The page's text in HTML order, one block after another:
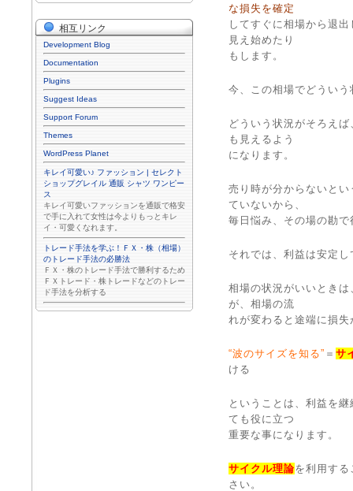
な損失を確定
してすぐに相場から退
見え始めたり
もします。
今、この相場でどうい
どういう状況がそろえ
も見えるよう
になります。
売り時が分からないと
ていないから、
毎日悩み、その場の勘
それでは、利益は安定
相場の状況がいいとき
が、相場の流
れが変わると途端に損失
“波のサイズを知る” ＝ サ
ける
ということは、利益を
ても役に立つ
重要な事になります。
サイクル理論を利用する
さい。
相互リンク
Development Blog
Documentation
Plugins
Suggest Ideas
Support Forum
Themes
WordPress Planet
キレイ可愛い♪ ファッション | セレクト
ショップグレイル 通販 シャツ ワンピー
ス
キレイ可愛いファッションを通販で格安
で手に入れて女性は今よりもっとキレ
イ・可愛くなれます。
トレード手法を学ぶ！ＦＸ・株（相場）
のトレード手法の必勝法
ＦＸ・株のトレード手法で勝利するため
ＦＸトレード・株トレードなどのトレー
ド手法を分析する